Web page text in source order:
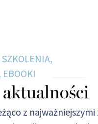
EBOOKI
z